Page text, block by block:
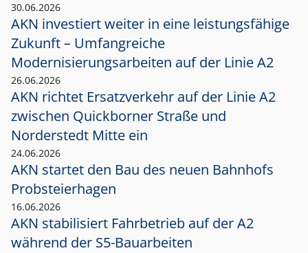
30.06.2026
AKN investiert weiter in eine leistungsfähige
Zukunft – Umfangreiche
Modernisierungsarbeiten auf der Linie A2
26.06.2026
AKN richtet Ersatzverkehr auf der Linie A2
zwischen Quickborner Straße und
Norderstedt Mitte ein
24.06.2026
AKN startet den Bau des neuen Bahnhofs
Probsteierhagen
16.06.2026
AKN stabilisiert Fahrbetrieb auf der A2
während der S5-Bauarbeiten